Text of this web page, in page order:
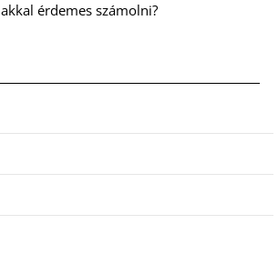
érdemes számolni?